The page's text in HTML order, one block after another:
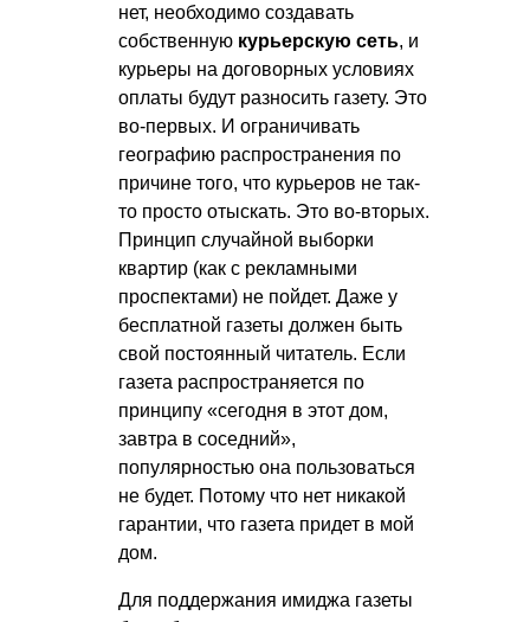
нет, необходимо создавать
собственную курьерскую сеть, и
курьеры на договорных условиях
оплаты будут разносить газету. Это
во-первых. И ограничивать
географию распространения по
причине того, что курьеров не так-
то просто отыскать. Это во-вторых.
Принцип случайной выборки
квартир (как с рекламными
проспектами) не пойдет. Даже у
бесплатной газеты должен быть
свой постоянный читатель. Если
газета распространяется по
принципу «сегодня в этот дом,
завтра в соседний»,
популярностью она пользоваться
не будет. Потому что нет никакой
гарантии, что газета придет в мой
дом.
Для поддержания имиджа газеты